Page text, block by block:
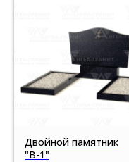
Двойной памятник
"В-1"